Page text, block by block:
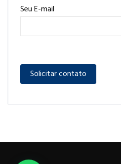
Seu E-mail